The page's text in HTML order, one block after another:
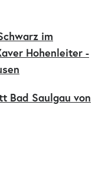
im
Hohenleiter -
Bad Saulgau von